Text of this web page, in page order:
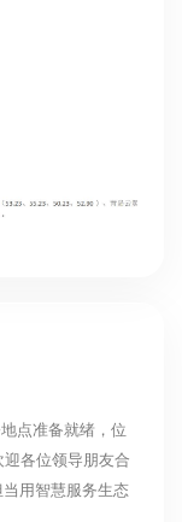
我公司于次日派
点准备就绪，位
各位领导朋友合
用智慧服务生态